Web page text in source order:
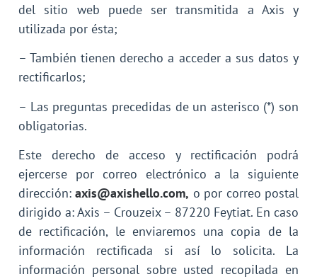
del sitio web puede ser transmitida a Axis y
utilizada por ésta;
– También tienen derecho a acceder a sus datos y
rectificarlos;
– Las preguntas precedidas de un asterisco (*) son
obligatorias.
Este derecho de acceso y rectificación podrá
ejercerse por correo electrónico a la siguiente
dirección:axis@axishello.com, o por correo postal
dirigido a: Axis – Crouzeix – 87220 Feytiat. En caso
de rectificación, le enviaremos una copia de la
información rectificada si así lo solicita. La
información personal sobre usted recopilada en